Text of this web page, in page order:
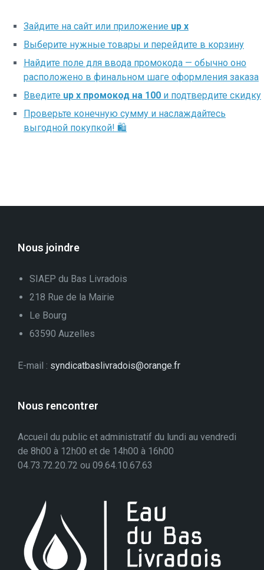
Зайдите на сайт или приложение up x
Выберите нужные товары и перейдите в корзину
Найдите поле для ввода промокода — обычно оно
расположено в финальном шаге оформления заказа
Введите up x промокод на 100 и подтвердите скидку
Проверьте конечную сумму и наслаждайтесь
выгодной покупкой! 🛍️
Nous joindre
SIAEP du Bas Livradois
218 Rue de la Mairie
Le Bourg
63590 Auzelles
E-mail : syndicatbaslivradois@orange.fr
Nous rencontrer
Accueil du public et administratif du lundi au vendredi
de 8h00 à 12h00 et de 14h00 à 16h00
04.73.72.20.72 ou 09.64.10.67.63